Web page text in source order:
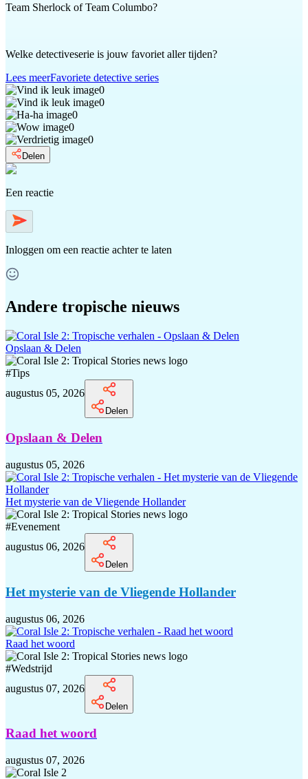
Team Sherlock of Team Columbo?
Welke detectiveserie is jouw favoriet aller tijden?
Lees meerFavoriete detective series
0
0
0
0
0
Delen
Een reactie
Inloggen om een reactie achter te laten
Andere tropische nieuws
Opslaan & Delen
#Tips
augustus 05, 2026
Delen
Opslaan & Delen
augustus 05, 2026
Het mysterie van de Vliegende Hollander
#Evenement
augustus 06, 2026
Delen
Het mysterie van de Vliegende Hollander
augustus 06, 2026
Raad het woord
#Wedstrijd
augustus 07, 2026
Delen
Raad het woord
augustus 07, 2026